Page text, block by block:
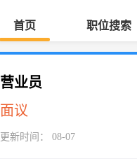
首页 职位搜索
营业员
面议
更新时间： 08-07